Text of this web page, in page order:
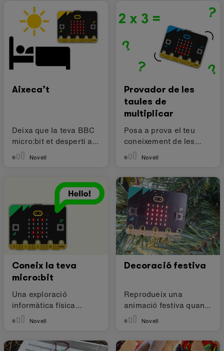
Aixeca’t
Deixa que la teva BBC
micro:bit et desperti al
matí.
Novell
Provador de les
taules de
multiplicar
Posa a prova el teu
coneixement de les
taules de multiplicar
amb aquest projecte.
Novell
Coneix la teva
micro:bit
Una exploració
informàtica física
interactiva
Novell
Decoració festiva
Reprodueix una
animació festiva quan
es fa fosc.
Novell